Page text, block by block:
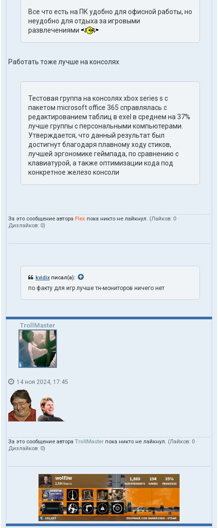
Все что есть на ПК удобно для офисной работы, но
неудобно для отдыха за игровыми
развлечениями
Работать тоже лучше на консолях
Тестовая группа на консолях xbox series s с
пакетом microsoft office 365 справлялась с
редактированием таблиц в exel в среднем на 37%
лучше группы с персональными компьютерами.
Утверждается, что данный результат был
достигнут благодаря плавному ходу стиков,
лучшей эргономике геймпада, по сравнению с
клавиатурой, а также оптимизации кода под
конкретное железо консоли
За это сообщение автора Flex пока никто не лайкнул. (Лайков: 0 ·
Дизлайков: 0)
kvidix писал(а):
по факту для игр лучше тн-мониторов ничего нет
TrollMaster
14 ноя 2024, 17:45
За это сообщение автора TrollMaster пока никто не лайкнул. (Лайков: 0 ·
Дизлайков: 0)